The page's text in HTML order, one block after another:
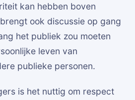
kan hebben boven
ook discussie op gang
het publiek zou moeten
leven van
publieke personen.
is het nuttig om respect